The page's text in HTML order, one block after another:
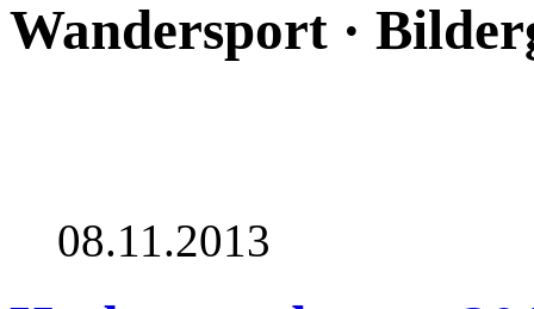
Wandersport ·
08.11.2013